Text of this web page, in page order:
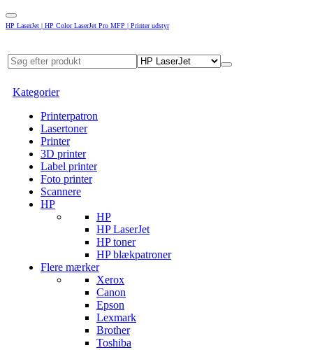
HP LaserJet | HP Color LaserJet Pro MFP | Printer udstyr
Kategorier
Printerpatron
Lasertoner
Printer
3D printer
Label printer
Foto printer
Scannere
HP
HP
HP LaserJet
HP toner
HP blækpatroner
Flere mærker
Xerox
Canon
Epson
Lexmark
Brother
Toshiba